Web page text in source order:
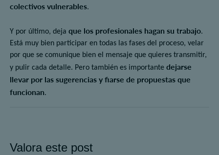
colectivos vulnerables.
Y por último, deja que los profesionales hagan su trabajo.
Está muy bien participar en todas las fases del proceso, velar
por que se comunique bien el mensaje que quieres transmitir,
y pulir cada detalle. Pero también es importante dejarse
llevar por las sugerencias y fiarse de propuestas que
funcionan.
Valora este post